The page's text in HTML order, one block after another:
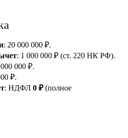
: 20 000 000 ₽.
: 1 000 000 ₽ (ст. 220 НК РФ).
000 ₽.
₽.
: НДФЛ 0 ₽(полное